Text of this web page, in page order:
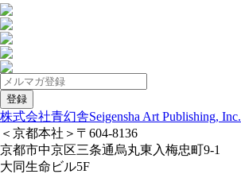
株式会社青幻舎Seigensha Art Publishing, Inc.
＜京都本社＞ 〒604-8136
京都市中京区三条通烏丸東入梅忠町9-1
大同生命ビル5F